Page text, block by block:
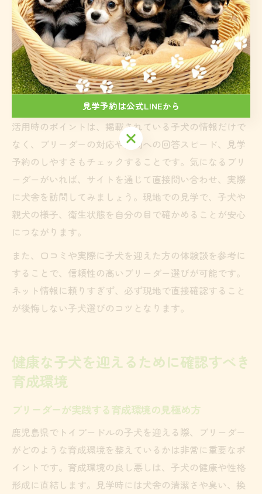
みんなのブリーダー鹿児島活用のポイント紹介
「みんなのブリーダー(鹿児島)」などのポータルサイト
は、鹿児島県内で信頼できるトイプードルブリーダーを
探す際に役立つツールです。サイト上で犬舎情報や子犬
の写真、飼育環境、口コミ評価などが一覧できるため、
比較検討がスムーズに行えます。
活用時のポイントは、掲載されている子犬の情報だけで
なく、ブリーダーの対応や質問への回答スピード、見学
予約のしやすさもチェックすることです。気になるブリ
ーダーがいれば、サイトを通じて直接問い合わせ、実際
に犬舎を訪問してみましょう。現地での見学で、子犬や
親犬の様子、衛生状態を自分の目で確かめることが安心
につながります。
また、口コミや実際に子犬を迎えた方の体験談を参考に
することで、信頼性の高いブリーダー選びが可能です。
ネット情報に頼りすぎず、必ず現地で直接確認すること
が後悔しない子犬選びのコツとなります。
健康な子犬を迎えるために確認すべき
育成環境
ブリーダーが実践する育成環境の見極め方
鹿児島県でトイプードルの子犬を迎える際、ブリーダー
がどのような育成環境を整えているかは非常に重要なポ
イントです。育成環境の良し悪しは、子犬の健康や性格
形成に直結します。見学時には犬舎の清潔さや臭い、換
見学予約は公式LINEから
見学予約は公式LINEから